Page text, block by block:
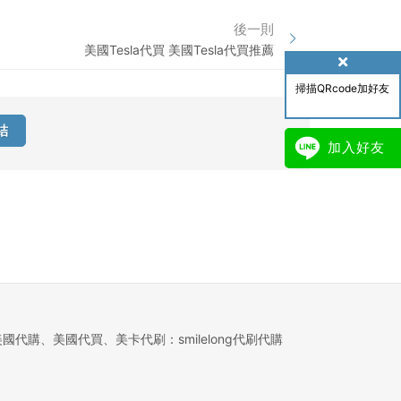
掃描QRcode加好友
加入好友
後一則
美國Tesla代買 美國Tesla代買推薦
國代購、美國代買、美卡代刷：smilelong代刷代購